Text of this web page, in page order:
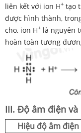
liên kết với ion H+ tạo
được hình thành,
cho, ion H+ là nguyên
hoàn toàn tương
III. Độ âm điện
Hiệu độ âm điện